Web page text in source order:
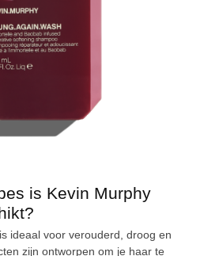
is Kevin Murphy
ideaal voor verouderd, droog en
zijn ontworpen om je haar te